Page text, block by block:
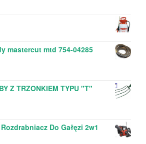
mastercut mtd 754-04285
Z TRZONKIEM TYPU "T"
Do Gałęzi 2w1